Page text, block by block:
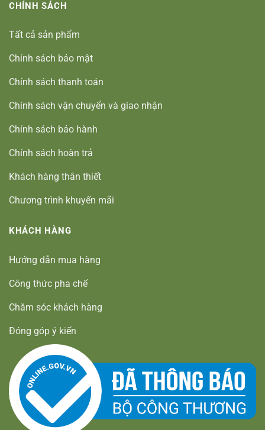
CHÍNH SÁCH
Tất cả sản phẩm
Chính sách bảo mật
Chính sách thanh toán
Chính sách vận chuyển và giao nhận
Chính sách bảo hành
Chính sách hoàn trả
Khách hàng thân thiết
Chương trình khuyến mãi
KHÁCH HÀNG
Hướng dẫn mua hàng
Công thức pha chế
Chăm sóc khách hàng
Đóng góp ý kiến